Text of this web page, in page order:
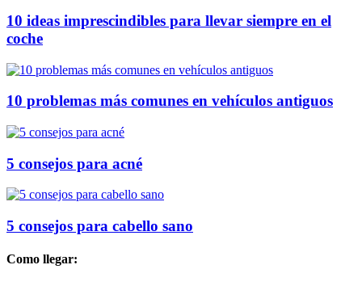
10 ideas imprescindibles para llevar siempre en el
coche
10 problemas más comunes en vehículos antiguos
5 consejos para acné
5 consejos para cabello sano
Como llegar: